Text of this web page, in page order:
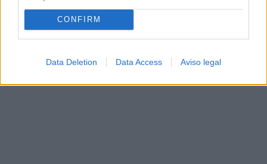
CONFIRM
Data Deletion Data Access Aviso legal